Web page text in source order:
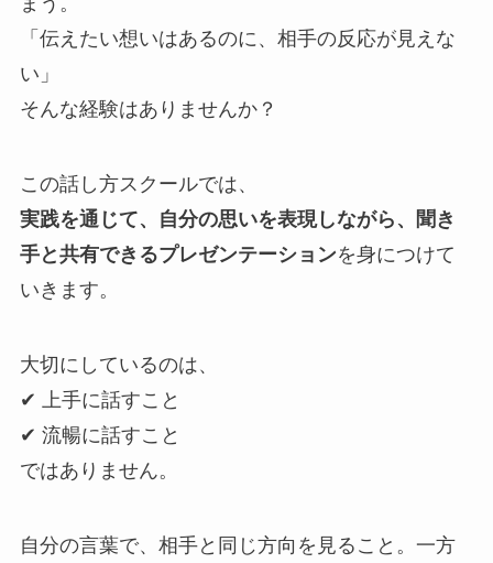
「伝えたい想いはあるのに、相手の反応が見えな
い」
そんな経験はありませんか？
この話し方スクールでは、
実践を通じて、自分の思いを表現しながら、聞き
手と共有できるプレゼンテーションを身につけて
いきます。
大切にしているのは、
✔ 上手に話すこと
✔ 流暢に話すこと
ではありません。
自分の言葉で、相手と同じ方向を見ること。一方